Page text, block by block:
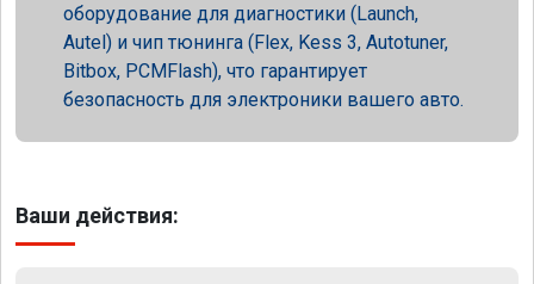
оборудование для диагностики (Launch,
Autel) и чип тюнинга (Flex, Kess 3, Autotuner,
Bitbox, PCMFlash), что гарантирует
безопасность для электроники вашего авто.
Ваши действия: